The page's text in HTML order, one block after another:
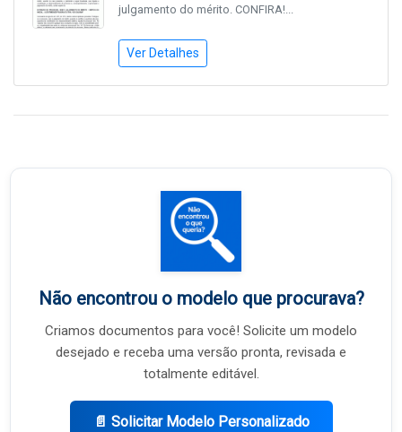
julgamento do mérito. CONFIRA!...
Ver Detalhes
Não encontrou o modelo que procurava?
Criamos documentos para você! Solicite um modelo
desejado e receba uma versão pronta, revisada e
totalmente editável.
📄 Solicitar Modelo Personalizado